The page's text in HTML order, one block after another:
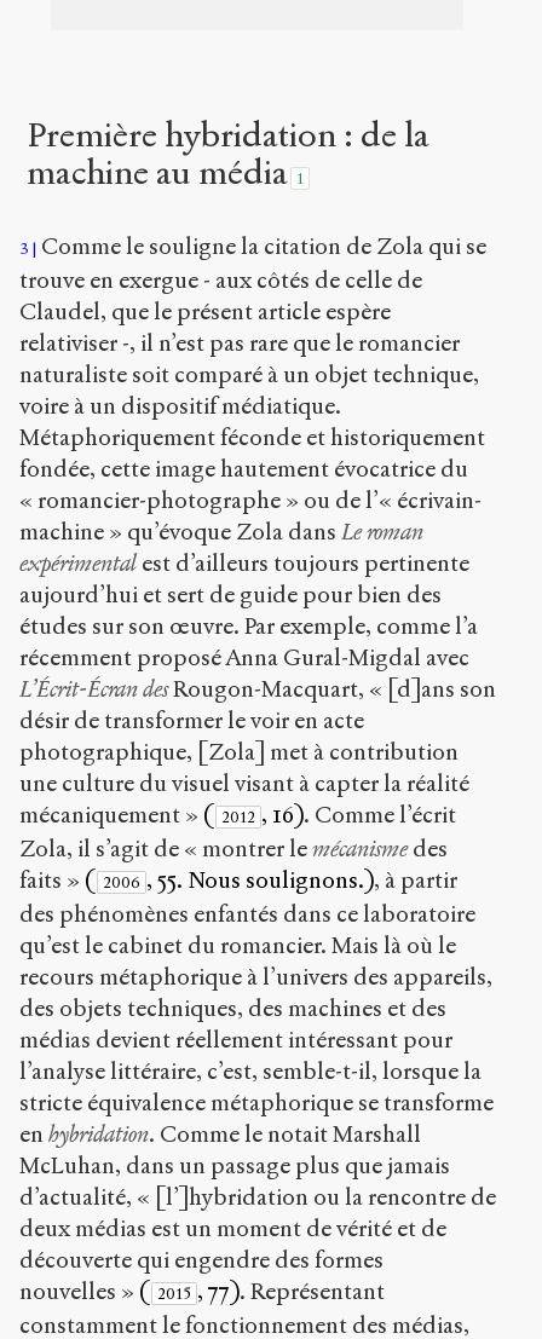
version
PDF
Première hybridation : de la
machine au média 1
3
Comme le souligne la citation de Zola qui se
trouve en exergue - aux côtés de celle de
Claudel, que le présent article espère
relativiser -, il n’est pas rare que le romancier
naturaliste soit comparé à un objet technique,
voire à un dispositif médiatique.
Métaphoriquement féconde et historiquement
fondée, cette image hautement évocatrice du
« romancier-photographe » ou de l’« écrivain-
machine » qu’évoque Zola dans Le roman
expérimentalest d’ailleurs toujours pertinente
aujourd’hui et sert de guide pour bien des
études sur son œuvre. Par exemple, comme l’a
récemment proposé Anna Gural-Migdal avec
L’Écrit-Écran desRougon-Macquart, « [d]ans son
désir de transformer le voir en acte
photographique, [Zola] met à contribution
une culture du visuel visant à capter la réalité
mécaniquement » ( 2012 , 16). Comme l’écrit
Zola, il s’agit de « montrer lemécanismedes
faits » ( 2006 , 55. Nous soulignons.), à partir
des phénomènes enfantés dans ce laboratoire
qu’est le cabinet du romancier. Mais là où le
recours métaphorique à l’univers des appareils,
des objets techniques, des machines et des
médias devient réellement intéressant pour
l’analyse littéraire, c’est, semble-t-il, lorsque la
stricte équivalence métaphorique se transforme
en hybridation. Comme le notait Marshall
McLuhan, dans un passage plus que jamais
d’actualité, « [l’]hybridation ou la rencontre de
deux médias est un moment de vérité et de
découverte qui engendre des formes
nouvelles » ( 2015 , 77). Représentant
constamment le fonctionnement des médias,